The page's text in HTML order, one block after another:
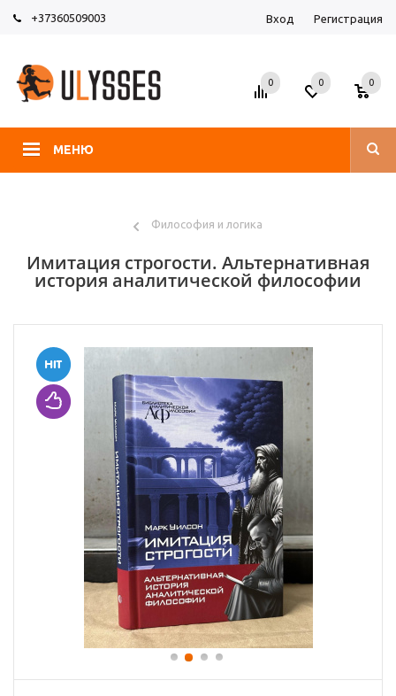
+37360509003 Вход Регистрация
МЕНЮ
0 0 0
Философия и логика
Имитация строгости. Альтернативная
история аналитической философии